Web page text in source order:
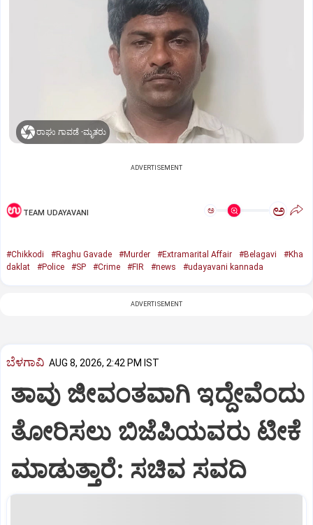
ರಾಘು ಗಾವಡೆ -ಮೃತರು
ADVERTISEMENT
TEAM UDAYAVANI ಅ ಅ
#Chikkodi #Raghu Gavade #Murder #Extramarital Affair #Belagavi
#Kha
daklat
#Police #SP #Crime #FIR #news #udayavani kannada
ADVERTISEMENT
ಬೆಳಗಾವಿ AUG 8, 2026, 2:42 PM IST
ತಾವು ಜೀವಂತವಾಗಿ ಇದ್ದೇವೆಂದು
ತೋರಿಸಲು ಬಿಜೆಪಿಯವರು ಟೀಕೆ
ಮಾಡುತ್ತಾರೆ: ಸಚಿವ ಸವದಿ